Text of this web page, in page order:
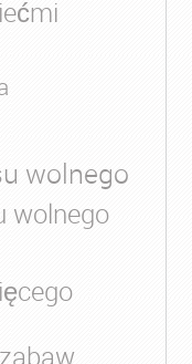
wolnego
wolnego